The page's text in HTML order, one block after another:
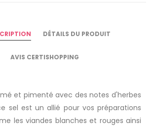
DÉTAILS DU PRODUIT
AVIS CERTISHOPPING
et pimenté avec des notes d'herbes
sel est un allié pour vos préparations
les viandes blanches et rouges ainsi